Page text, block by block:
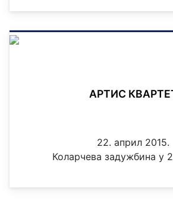
АРТИС
22. април 2015.
Коларчева задужбина у